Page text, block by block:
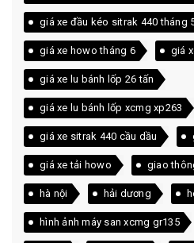
giá xe đầu kéo sitrak 440 tháng
giá xe howo tháng 6 giá
giá xe lu bánh lốp 26 tấn
giá xe lu bánh lốp xcmg xp263
giá xe sitrak 440 cầu dầu
giá xe tải howo giao
hà nội hải dương
hình ảnh máy san xcmg gr135